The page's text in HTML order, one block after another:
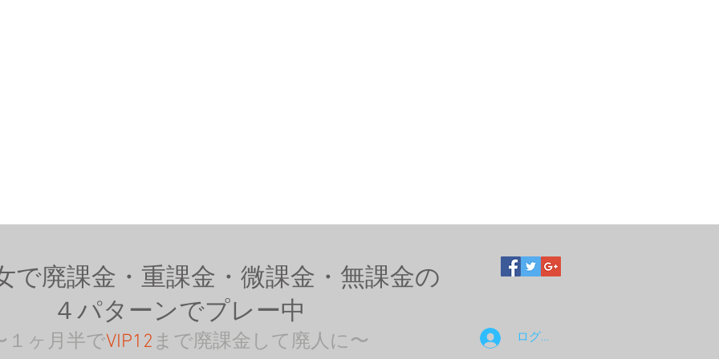
で廃課金・重課金・微課金・無課金の
４パターンでプレー中
１ヶ月半でVIP12 まで廃課金して廃人に〜 ログイン